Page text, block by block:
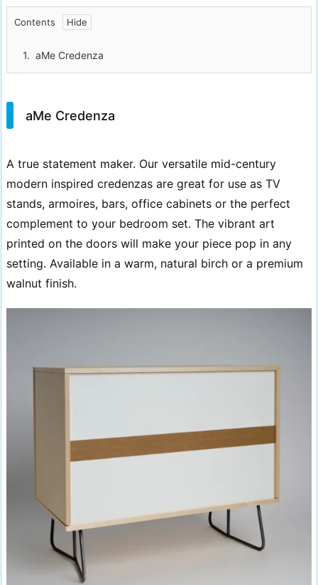
Contents
1. aMe Credenza
aMe Credenza
A true statement maker. Our versatile mid-century
modern inspired credenzas are great for use as TV
stands, armoires, bars, office cabinets or the perfect
complement to your bedroom set. The vibrant art
printed on the doors will make your piece pop in any
setting. Available in a warm, natural birch or a premium
walnut finish.